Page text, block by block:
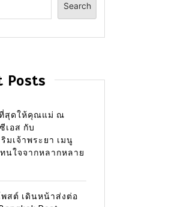
Search
Posts
ที่สุดให้คุณแม่ ณ
เอส กับ
มเจ้าพระยา เมนู
นใจจากหลากหลาย
สต์ เดินหน้าส่งต่อ